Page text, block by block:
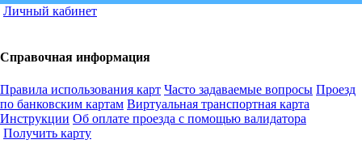
Личный кабинет
Справочная информация
Правила использования карт Часто задаваемые вопросы Проезд
по банковским картам Виртуальная транспортная карта
Инструкции Об оплате проезда с помощью валидатора
Получить карту